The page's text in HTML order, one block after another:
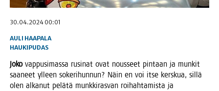
30.04.2024 00:01
AULI HAAPALA
HAUKIPUDAS
Joko vap­pusi­mas­sa rusi­nat ovat nous­seet pin­taan ja mun­kit
saa­neet ylleen soke­ri­hun­nun? Näin en voi itse kers­kua, sil­lä
olen alka­nut pelä­tä munk­ki­ras­van roi­hah­ta­mis­ta ja